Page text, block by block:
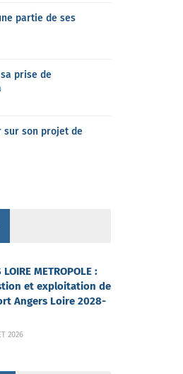
partie de ses
prise de
sur son projet de
LOIRE METROPOLE :
et exploitation de
Angers Loire 2028-
2026